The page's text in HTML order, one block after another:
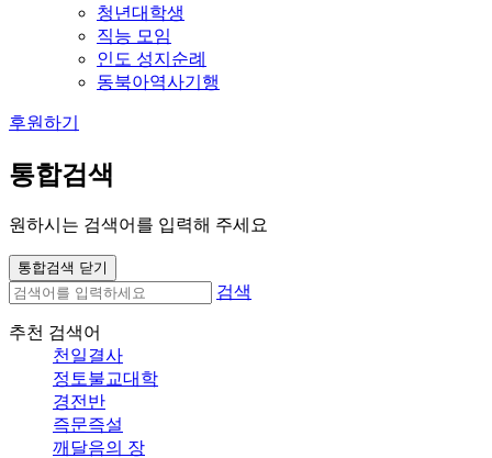
청년대학생
직능 모임
인도 성지순례
동북아역사기행
후원하기
통합검색
원하시는 검색어를 입력해 주세요
통합검색 닫기
검색
추천 검색어
천일결사
정토불교대학
경전반
즉문즉설
깨달음의 장